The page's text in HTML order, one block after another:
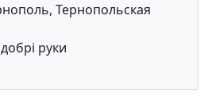
Тернопольская
руки